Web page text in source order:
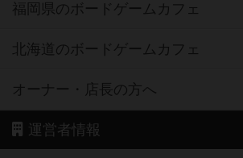
福岡県のボードゲームカフェ
北海道のボードゲームカフェ
オーナー・店長の方へ
運営者情報